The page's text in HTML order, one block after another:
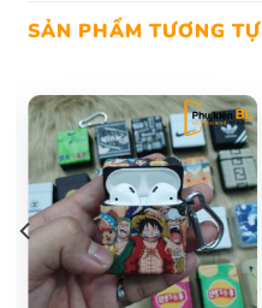
SẢN PHẨM TƯƠNG TỰ